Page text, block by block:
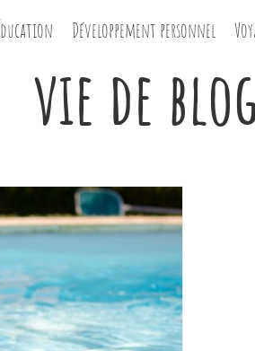
Développement personnel
vie de